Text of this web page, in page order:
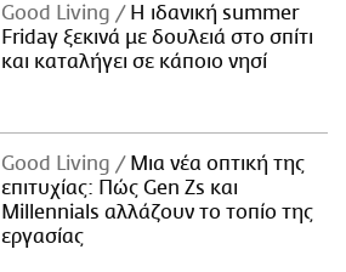
Good Living
Η ιδανική summer
Friday ξεκινά με δουλειά στο σπίτι
και καταλήγει σε κάποιο νησί
Good Living
Μια νέα οπτική της
επιτυχίας: Πώς Gen Zs και
Millennials αλλάζουν το τοπίο της
εργασίας